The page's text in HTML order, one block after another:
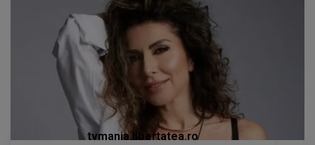
tvmania.libertatea.ro